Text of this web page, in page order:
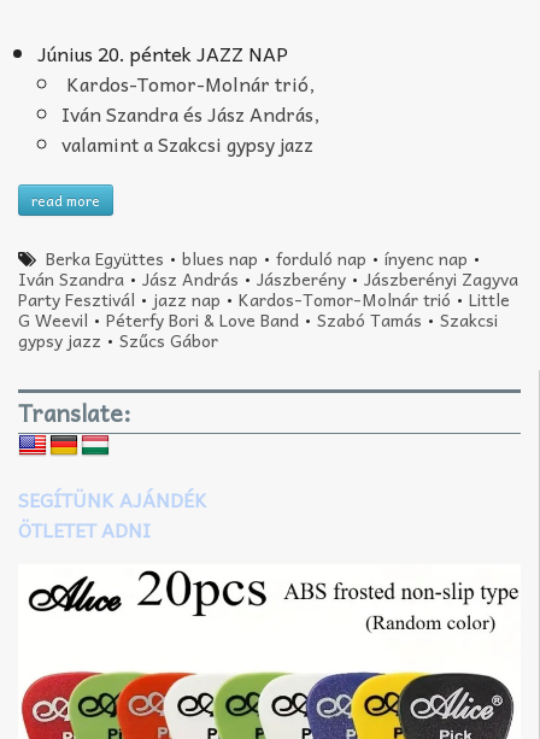
Június 20. péntek JAZZ NAP
Kardos-Tomor-Molnár trió,
Iván Szandra és Jász András,
valamint a Szakcsi gypsy jazz
read more
Berka Együttes •blues nap •forduló nap •ínyenc nap •
Iván Szandra • Jász András • Jászberény • Jászberényi Zagyva
Party Fesztivál • jazz nap • Kardos-Tomor-Molnár trió • Little
G Weevil • Péterfy Bori & Love Band • Szabó Tamás • Szakcsi
gypsy jazz • Szűcs Gábor
Translate:
SEGÍTÜNK AJÁNDÉK
ÖTLETET ADNI